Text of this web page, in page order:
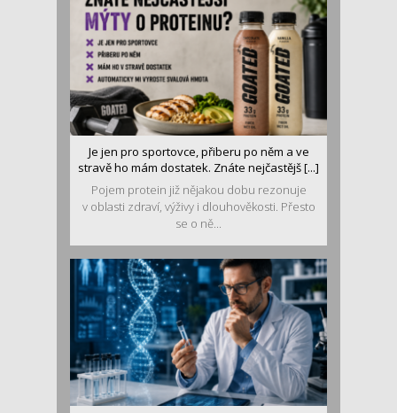
Je jen pro sportovce, přiberu po něm a ve
stravě ho mám dostatek. Znáte nejčastějš [...]
Pojem protein již nějakou dobu rezonuje
v oblasti zdraví, výživy i dlouhověkosti. Přesto
se o ně...